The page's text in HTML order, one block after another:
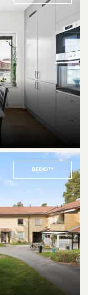
REDO™